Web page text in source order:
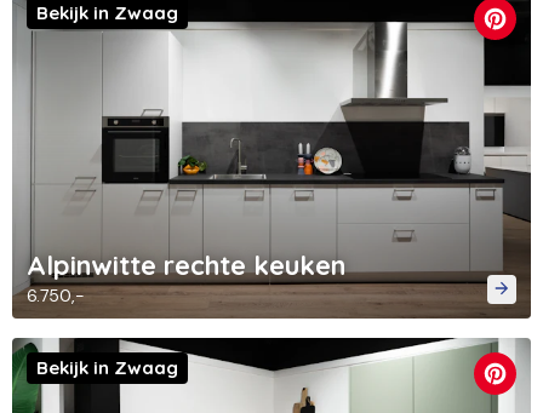
Alpinwitte rechte keuken
6.750,-
Bekijk in Zwaag
Bekijk in Zwaag